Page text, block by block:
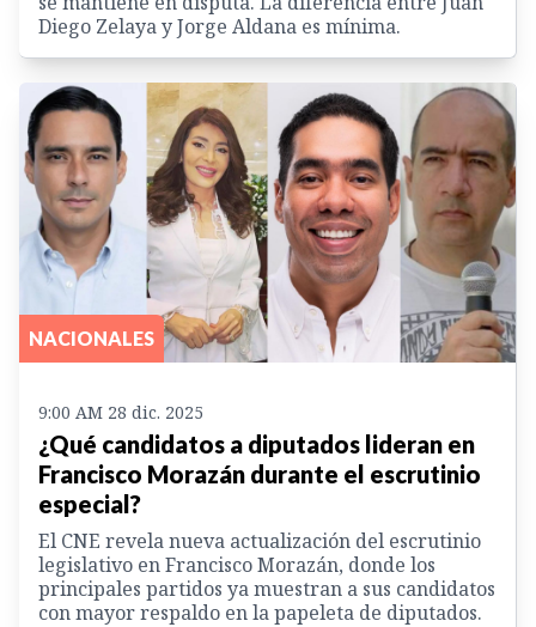
Diego Zelaya y Jorge Aldana es mínima.
NACIONALES
9:00 AM 28 dic. 2025
¿Qué candidatos a diputados lideran en
Francisco Morazán durante el escrutinio
especial?
El CNE revela nueva actualización del escrutinio
legislativo en Francisco Morazán, donde los
principales partidos ya muestran a sus candidatos
con mayor respaldo en la papeleta de diputados.